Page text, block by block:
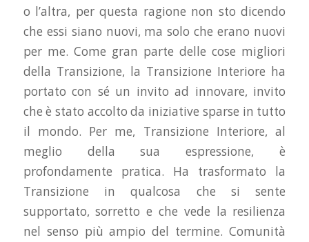
o l’altra, per questa ragione non sto dicendo
che essi siano nuovi, ma solo che erano nuovi
per me. Come gran parte delle cose migliori
della Transizione, la Transizione Interiore ha
portato con sé un invito ad innovare, invito
che è stato accolto da iniziative sparse in tutto
il mondo. Per me, Transizione Interiore, al
meglio della sua espressione, è
profondamente pratica. Ha trasformato la
Transizione in qualcosa che si sente
supportato, sorretto e che vede la resilienza
nel senso più ampio del termine. Comunità